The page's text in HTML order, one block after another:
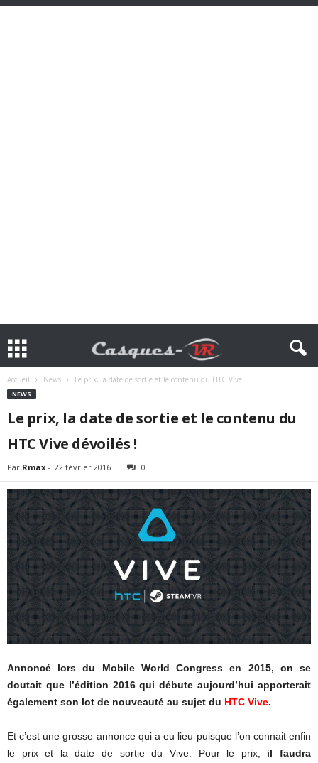
Accueil News Le prix, la date de sortie et le contenu du HTC Vive...
NEWS
Le prix, la date de sortie et le contenu du
HTC Vive dévoilés !
Par Rmax - 22 février 2016 0
Annoncé lors du Mobile World Congress en 2015, on se
doutait que l’édition 2016 qui débute aujourd’hui apporterait
également son lot de nouveauté au sujet du HTC Vive.
Et c’est une grosse annonce qui a eu lieu puisque l’on connait enfin
le prix et la date de sortie du Vive. Pour le prix, il faudra